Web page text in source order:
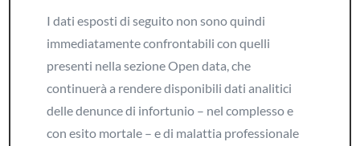
I dati esposti di seguito non sono quindi
immediatamente confrontabili con quelli
presenti nella sezione Open data, che
continuerà a rendere disponibili dati analitici
delle denunce di infortunio – nel complesso e
con esito mortale – e di malattia professionale